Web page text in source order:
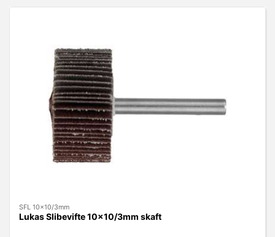
SFL 10x10/3mm
Lukas Slibevifte 10x10/3mm skaft